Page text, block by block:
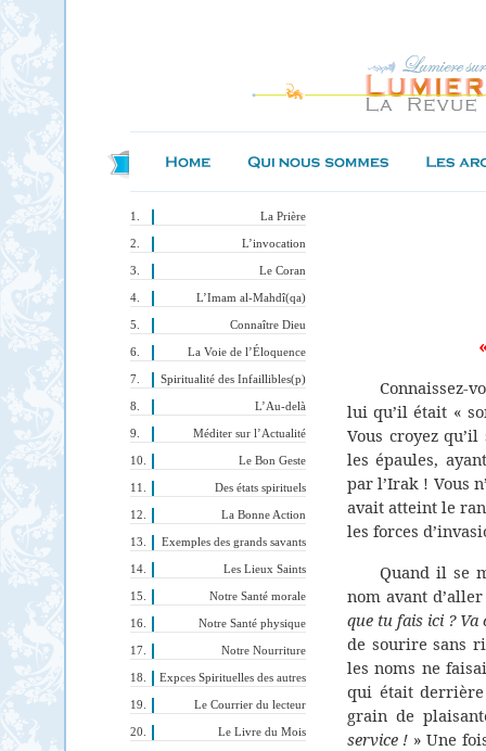
La Prière
L’invocation
Le Coran
L’Imam al-Mahdî(qa)
Connaître Dieu
La Voie de l’Éloquence
Spiritualité des Infaillibles(p)
L’Au-delà
Méditer sur l’Actualité
Le Bon Geste
Des états spirituels
La Bonne Action
Exemples des grands savants
Les Lieux Saints
Notre Santé morale
Notre Santé physique
Notre Nourriture
Expces Spirituelles des autres
Le Courrier du lecteur
Le Livre du Mois
Connaissez-
lui qu’il était «
Vous croyez
les épaules,
par l’Irak ! Vous
avait atteint le
les forces
Quand il se
nom avant
que tu fais ici ?
de sourire sans
les noms ne
qui était
grain de
service ! » Une